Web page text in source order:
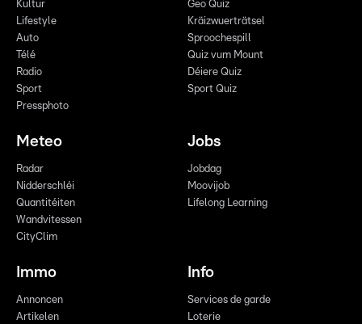
Kultur
Lifestyle
Auto
Télé
Radio
Sport
Pressphoto
Geo Quiz
Kräizwuerträtsel
Sproochespill
Quiz vum Mount
Déiere Quiz
Sport Quiz
Meteo
Radar
Nidderschléi
Quantitéiten
Wandvitessen
CityClim
Jobs
Jobdag
Moovijob
Lifelong Learning
Immo
Annoncen
Artikelen
Info
Services de garde
Loterie